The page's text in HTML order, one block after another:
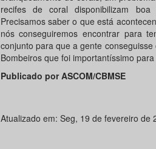
recifes de coral disponibilizam
Precisamos saber o que está
nós conseguiremos encontrar para
conjunto para que a gente
Bombeiros que foi importantíssimo
Publicado por ASCOM/CBMSE
Atualizado em: Seg, 19 de fevereiro de